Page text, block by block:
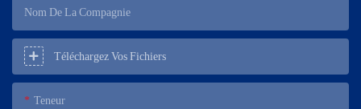
Nom De La Compagnie
Téléchargez Vos Fichiers
Teneur